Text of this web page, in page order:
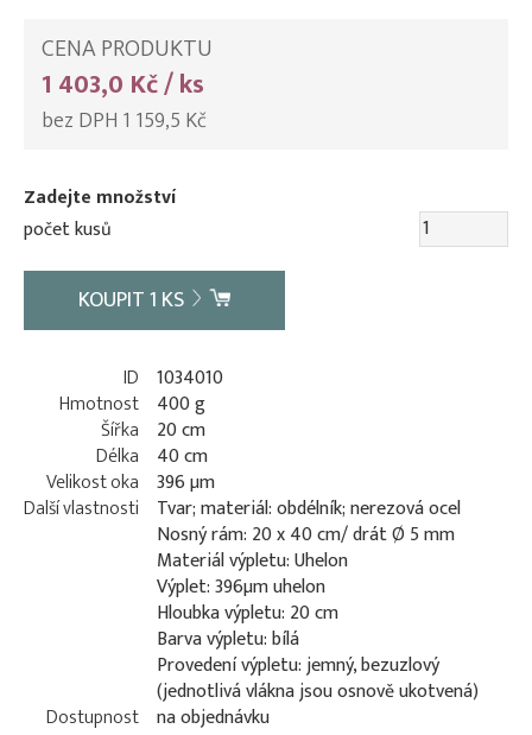
CENA PRODUKTU
1 403,0 Kč / ks
bez DPH 1 159,5 Kč
Zadejte množství
počet kusů
KOUPIT1 KS
ID 1034010
Hmotnost 400 g
Šířka
20 cm
Délka
40 cm
Velikost oka 396 µm
Další vlastnosti
Tvar; materiál: obdélník; nerezová ocel
Nosný rám: 20 x 40 cm/ drát Ø 5 mm
Materiál výpletu: Uhelon
Výplet: 396µm uhelon
Hloubka výpletu: 20 cm
Barva výpletu: bílá
Provedení výpletu: jemný, bezuzlový
(jednotlivá vlákna jsou osnově ukotvená)
Dostupnost na objednávku